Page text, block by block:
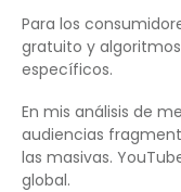
Para los
gratuito y
específicos.
En mis análisis de
audiencias
las masivas.
global.